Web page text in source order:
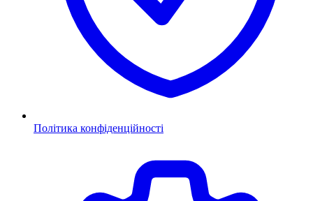
Політика конфіденційності